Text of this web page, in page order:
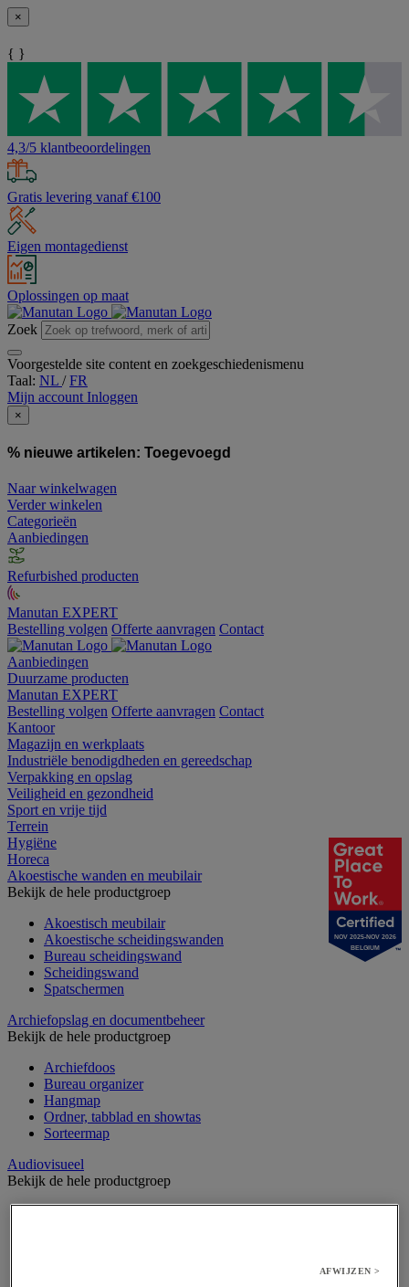
×
{ }
4,3/5 klantbeoordelingen
Gratis levering vanaf €100
Eigen montagedienst
Oplossingen op maat
Zoek
Voorgestelde site content en zoekgeschiedenismenu
Taal: NL /FR
Mijn account Inloggen
×
% nieuwe artikelen: Toegevoegd
Naar winkelwagen
Verder winkelen
Categorieën
Aanbiedingen
Refurbished producten
Manutan EXPERT
Bestelling volgen Offerte aanvragen Contact
Aanbiedingen
Duurzame producten
Manutan EXPERT
Bestelling volgen Offerte aanvragen Contact
Kantoor
Magazijn en werkplaats
Industriële benodigdheden en gereedschap
Verpakking en opslag
Veiligheid en gezondheid
Sport en vrije tijd
Terrein
Hygiëne
Horeca
Akoestische wanden en meubilair
Bekijk de hele productgroep
Akoestisch meubilair
Akoestische scheidingswanden
Bureau scheidingswand
Scheidingswand
Spatschermen
Archiefopslag en documentbeheer
Bekijk de hele productgroep
Archiefdoos
Bureau organizer
Hangmap
Ordner, tabblad en showtas
Sorteermap
Audiovisueel
Bekijk de hele productgroep
NOV 2025-NOV 2026
BELGIUM
AFWIJZEN >